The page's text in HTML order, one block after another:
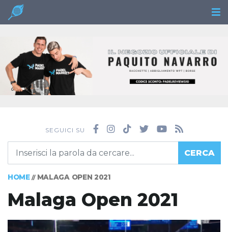
SEGUICI SU
CERCA
HOME// MALAGA OPEN 2021
Malaga Open 2021